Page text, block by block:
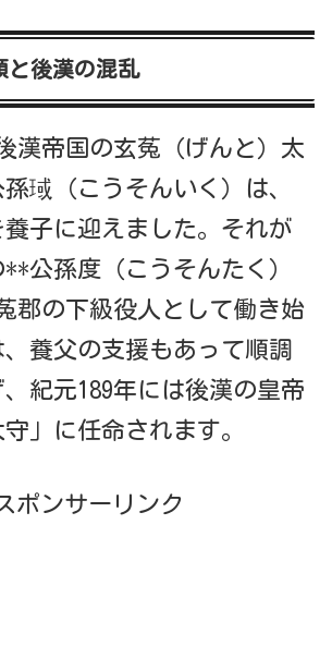
と後漢の混乱
漢帝国の玄菟（げんと）太
琙（こうそんいく）は、
子に迎えました。それが
公孫度（こうそんたく）
郡の下級役人として働き始
養父の支援もあって順調
紀元189年には後漢の皇帝
」に任命されます。
ポンサーリンク